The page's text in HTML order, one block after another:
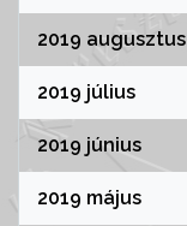
2019 augusztus
2019 július
2019 június
2019 május